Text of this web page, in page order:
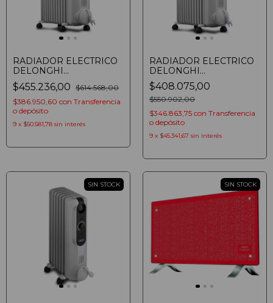
RADIADOR ELECTRICO
DELONGHI
EASYTRONIC TRSSE1225
DE ACEITE 2500W
$455.236,00 $614.568,00
$386.950,60 con Transferencia
o depósito
9 x $50.581,78 sin interés
RADIADOR ELECTRICO
DELONGHI
EASYTRONIC
TRSSE0920 DE ACEITE
2000W
$408.075,00
$550.902,00
$346.863,75 con Transferencia
o depósito
9 x $45.341,67 sin interés
SIN STOCK SIN STOCK